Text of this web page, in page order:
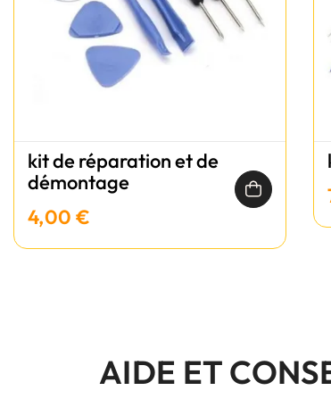
kit de réparation et de
démontage
4,00 €
AIDE ET